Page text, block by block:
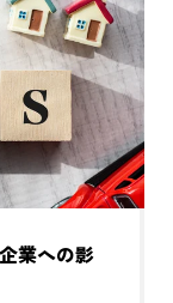
業への影